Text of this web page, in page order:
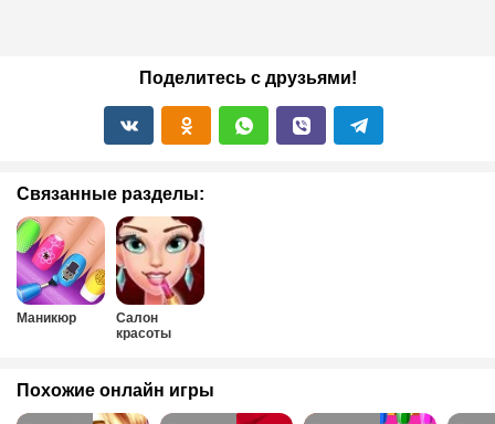
Поделитесь с друзьями!
Связанные разделы:
Маникюр
Салон
красоты
Похожие онлайн игры